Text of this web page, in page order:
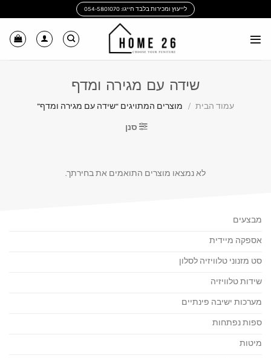
to
לייעוץ ומכירות בלבד חייגו: 054-5801070
שידה עם מגירה ומדף
עמוד הבית / מוצרים המתויגים “שידה עם מגירה ומדף”
סנן
לא נמצאו מוצרים התואמים את בחירתך.
מבצעים
אספקה מיידית
סט מזנוני טלוויזיה לסלון
שידות טלוויזיה
מערכות ישיבה פינתיים
ספות נפתחות
מיטות